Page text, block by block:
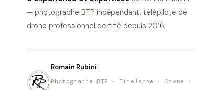
— photographe BTP indépendant, télépilote de
drone professionnel certifié depuis 2016.
Romain Rubini
Photographe BTP · Timelapse · Drone ·